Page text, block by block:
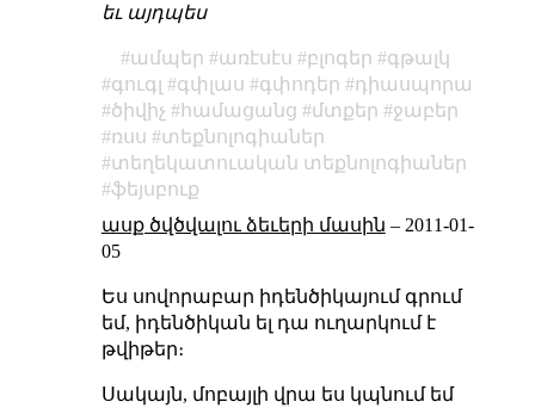
եւ այդպես
ամպեր առէսէս բլոգեր
գթալկ
գուգլ
գփլաս գփոդեր
դիասպորա
ծիվիչ
համացանց մտքեր
ջաբեր
ռսս
տեքնոլոգիաներ
տեղեկատուական տեքնոլոգիաներ
ֆեյսբուք
ասք ծվծվալու ձեւերի մասին – 2011-01-
05
Ես սովորաբար իդենծիկայում գրում
եմ, իդենծիկան ել դա ուղարկում է
թվիթեր։
Սակայն, մոբայլի վրա ես կպնում եմ